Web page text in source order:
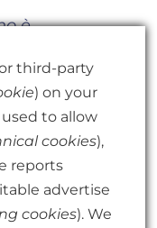
è
o
a seguire
in
se ha
third-party
) on your
to allow
cookies),
reports
advertise
cookies). We